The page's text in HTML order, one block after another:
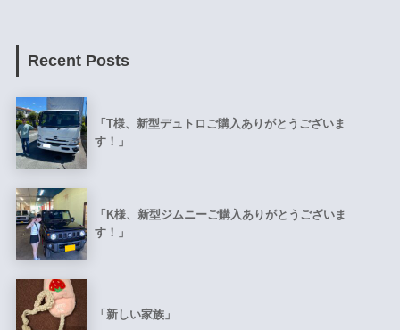
Recent Posts
「T様、新型デュトロご購入ありがとうございま
す！」
「K様、新型ジムニーご購入ありがとうございま
す！」
「新しい家族」